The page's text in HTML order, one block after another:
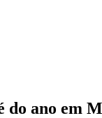
do ano em